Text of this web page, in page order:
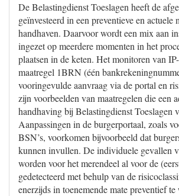
De Belastingdienst Toeslagen heeft de
geïnvesteerd in een preventieve en actuele
handhaven. Daarvoor wordt een mix aan
ingezet op meerdere momenten in het
plaatsen in de keten. Het monitoren van
maatregel 1BRN (één
vooringevulde aanvraag via de portal en
zijn voorbeelden van maatregelen die een
handhaving bij Belastingdienst Toeslagen
Aanpassingen in de burgerportaal, zoals
BSN’s, voorkomen bijvoorbeeld dat
kunnen invullen. De individuele gevallen
worden voor het merendeel al voor de
gedetecteerd met behulp van de
enerzijds in toenemende mate preventief te